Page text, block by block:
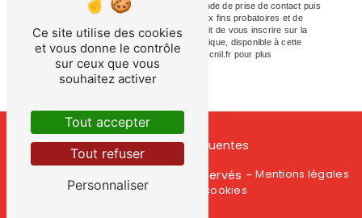
conservons vos données pendant la période de prise de contact puis
pendant la durée de prescription légale aux fins probatoires et de
gestion des contentieux. Vous avez le droit de vous inscrire sur la
liste d'opposition au démarchage téléphonique, disponible à cette
adresse: Bloctel.gouv.fr . Consultez le site cnil.fr pour plus
d’informations sur vos droits.
Recherches fréquentes
- 2026 - Tous droits réservés -Mentions légales
-Gestion des cookies
Ce site utilise des cookies
et vous donne le contrôle
sur ceux que vous
souhaitez activer
Tout accepter
Tout refuser
Personnaliser